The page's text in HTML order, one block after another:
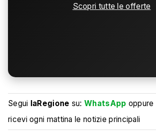
Scopri tutte le offerte
Segui laRegione su:WhatsApp oppure
ricevi ogni mattina le notizie principali